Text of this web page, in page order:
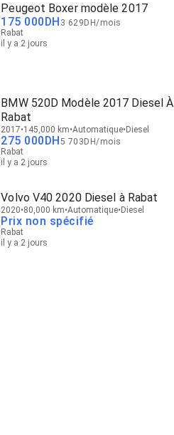
Peugeot Boxer modèle 2017
175 000DH 3 629DH/mois
Rabat
il y a 2 jours
BMW 520D Modèle 2017 Diesel À
Rabat
2017 145,000 km Automatique Diesel
275 000DH5 703DH/mois
Rabat
il y a 2 jours
Volvo V40 2020 Diesel à Rabat
2020 80,000 km Automatique Diesel
Prix non spécifié
Rabat
il y a 2 jours